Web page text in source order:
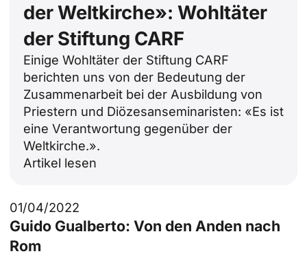
der Weltkirche»: Wohltäter
der Stiftung CARF
Einige Wohltäter der Stiftung CARF
berichten uns von der Bedeutung der
Zusammenarbeit bei der Ausbildung von
Priestern und Diözesanseminaristen: «Es ist
eine Verantwortung gegenüber der
Weltkirche.».
Artikel lesen
01/04/2022
Guido Gualberto: Von den Anden nach
Rom